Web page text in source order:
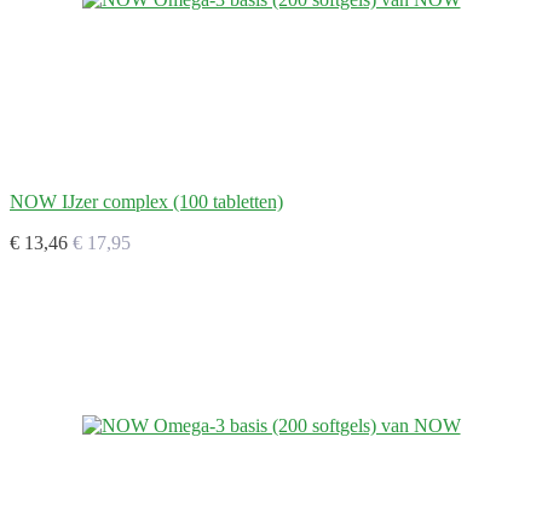
NOW IJzer complex (100 tabletten)
€ 13,46 € 17,95